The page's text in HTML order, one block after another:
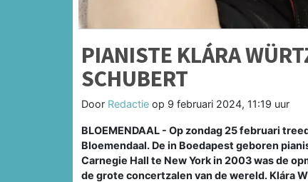
PIANISTE KLÁRA
SCHUBERT
Door Redactie op 9 februari 2024, 11:19 uur
BLOEMENDAAL - Op zondag 25 februari
Bloemendaal. De in Boedapest geboren
Carnegie Hall te New York in 2003 was de
de grote concertzalen van de wereld. Klára